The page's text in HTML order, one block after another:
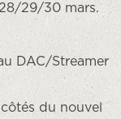
29/30 mars.
DAC/Streamer
du nouvel